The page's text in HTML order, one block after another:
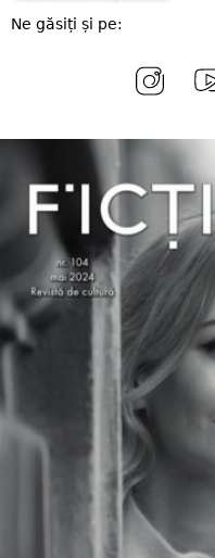
Ne găsiți și pe: